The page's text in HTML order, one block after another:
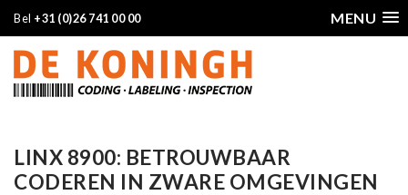
MENU
Bel +31 (0)26 741 00 00
LINX 8900: BETROUWBAAR
CODEREN IN ZWARE OMGEVINGEN